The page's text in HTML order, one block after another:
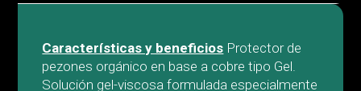
Características y beneficios Protector de
pezones orgánico en base a cobre tipo Gel.
Solución gel-viscosa formulada especialmente